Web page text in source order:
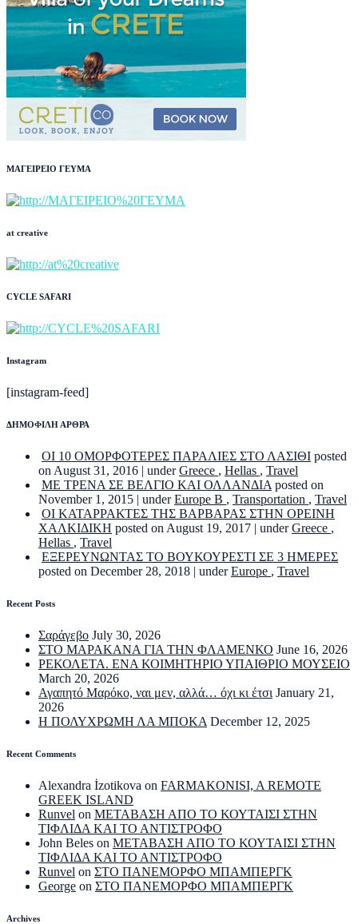
ΜΑΓΕΙΡΕΙΟ ΓΕΥΜΑ
at creative
CYCLE SAFARI
Instagram
[instagram-feed]
ΔΗΜΟΦΙΛΗ ΑΡΘΡΑ
ΟΙ 10 ΟΜΟΡΦΟΤΕΡΕΣ ΠΑΡΑΛΙΕΣ ΣΤΟ ΛΑΣΙΘΙ posted
on August 31, 2016 | underGreece , Hellas , Travel
ΜΕ ΤΡΕΝΑ ΣΕ ΒΕΛΓΙΟ ΚΑΙ ΟΛΛΑΝΔΙΑ posted on
November 1, 2015 | underEurope B , Transportation , Travel
ΟΙ ΚΑΤΑΡΡΑΚΤΕΣ ΤΗΣ ΒΑΡΒΑΡΑΣ ΣΤΗΝ ΟΡΕΙΝΗ
ΧΑΛΚΙΔΙΚΗ posted on August 19, 2017 | underGreece ,
Hellas , Travel
ΕΞΕΡΕΥΝΩΝΤΑΣ ΤΟ ΒΟΥΚΟΥΡΕΣΤΙ ΣΕ 3 ΗΜΕΡΕΣ
posted on December 28, 2018 | underEurope , Travel
Recent Posts
Σαράγεβο July 30, 2026
ΣΤΟ ΜΑΡΑΚΑΝΑ ΓΙΑ ΤΗΝ ΦΛΑΜΕΝΚΟ June 16, 2026
ΡΕΚΟΛΕΤΑ. ΕΝΑ ΚΟΙΜΗΤΗΡΙΟ ΥΠΑΙΘΡΙΟ ΜΟΥΣΕΙΟ
March 20, 2026
Αγαπητό Μαρόκο, ναι μεν, αλλά… όχι κι έτσι January 21,
2026
Η ΠΟΛΥΧΡΩΜΗ ΛΑ ΜΠΟΚΑ December 12, 2025
Recent Comments
Alexandra İzotikova on FARMAKONISI, A REMOTE
GREEK ISLAND
Runvel on ΜΕΤΑΒΑΣΗ ΑΠΟ ΤΟ ΚΟΥΤΑΙΣΙ ΣΤΗΝ
ΤΙΦΛΙΔΑ ΚΑΙ ΤΟ ΑΝΤΙΣΤΡΟΦΟ
John Beles on ΜΕΤΑΒΑΣΗ ΑΠΟ ΤΟ ΚΟΥΤΑΙΣΙ ΣΤΗΝ
ΤΙΦΛΙΔΑ ΚΑΙ ΤΟ ΑΝΤΙΣΤΡΟΦΟ
Runvel on ΣΤΟ ΠΑΝΕΜΟΡΦΟ ΜΠΑΜΠΕΡΓΚ
George on ΣΤΟ ΠΑΝΕΜΟΡΦΟ ΜΠΑΜΠΕΡΓΚ
Archives